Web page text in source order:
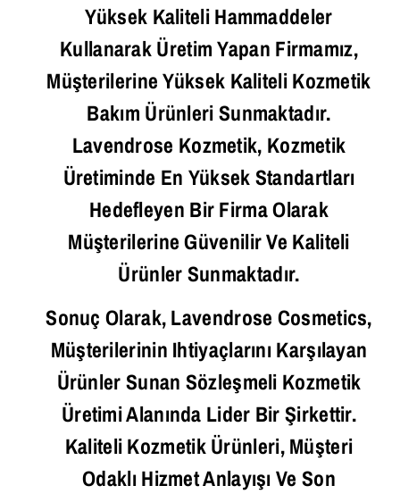
Yüksek Kaliteli Hammaddeler
Kullanarak Üretim Yapan Firmamız,
Müşterilerine Yüksek Kaliteli Kozmetik
Bakım Ürünleri Sunmaktadır.
Lavendrose Kozmetik, Kozmetik
Üretiminde En Yüksek Standartları
Hedefleyen Bir Firma Olarak
Müşterilerine Güvenilir Ve Kaliteli
Ürünler Sunmaktadır.
Sonuç Olarak, Lavendrose Cosmetics,
Müşterilerinin Ihtiyaçlarını Karşılayan
Ürünler Sunan Sözleşmeli Kozmetik
Üretimi Alanında Lider Bir Şirkettir.
Kaliteli Kozmetik Ürünleri, Müşteri
Odaklı Hizmet Anlayışı Ve Son